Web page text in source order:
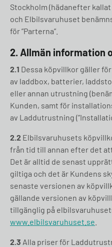
Stockholm (hädanefter kallat
och Elbilsvaruhuset
för ”Parterna”.
2. Allmän information
2.1 Dessa köpvillkor gäller
av laddbox, batterier,
eller annan utrustning
Kunden, samt för
av Laddutrustning
2.2 Elbilsvaruhusets
från tid till annan efter det
Det är alltid de senast
giltiga och det är Kundens
senaste versionen av
gällande versionen av
tillgänglig på
www.elbilsvaruhuset.se
2.3 Alla priser för